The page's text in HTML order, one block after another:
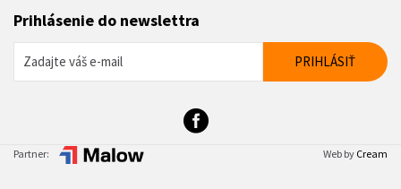
Prihlásenie do newslettra
Partner: Web by Cream